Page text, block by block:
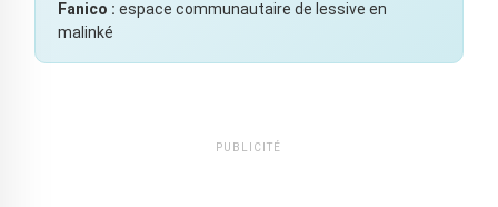
Fanico : espace communautaire de lessive en
malinké
PUBLICITÉ